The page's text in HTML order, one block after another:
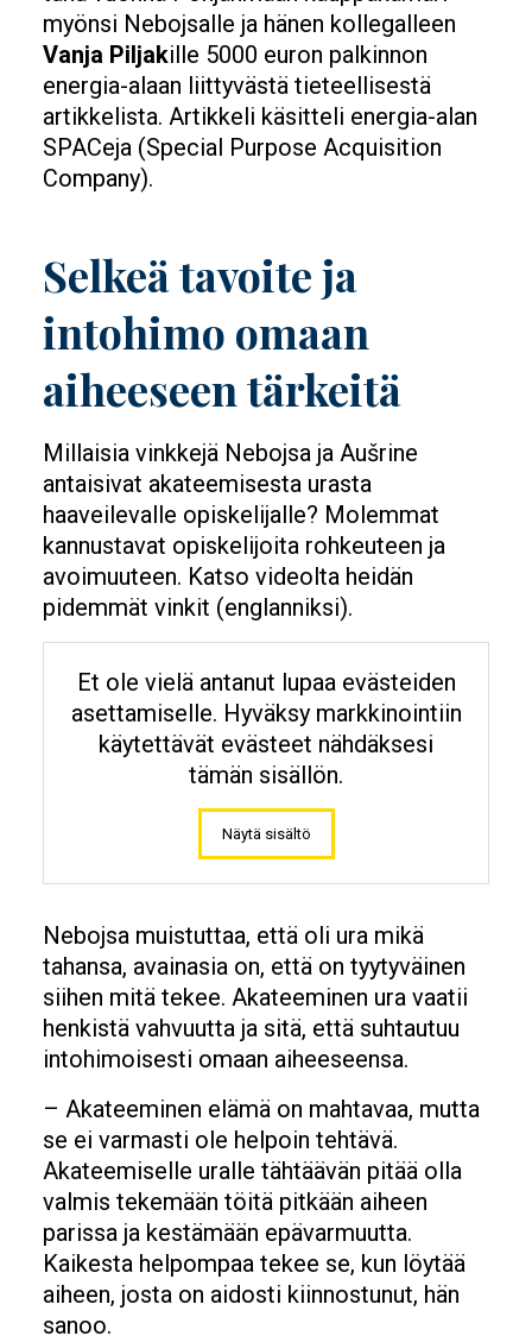
myönsi Nebojsalle ja hänen kollegalleen
Vanja Piljakille 5000 euron palkinnon
energia-alaan liittyvästä tieteellisestä
artikkelista. Artikkeli käsitteli energia-alan
SPACeja (Special Purpose Acquisition
Company).
Selkeä tavoite ja
intohimo omaan
aiheeseen tärkeitä
Millaisia vinkkejä Nebojsa ja Aušrine
antaisivat akateemisesta urasta
haaveilevalle opiskelijalle? Molemmat
kannustavat opiskelijoita rohkeuteen ja
avoimuuteen. Katso videolta heidän
pidemmät vinkit (englanniksi).
Et ole vielä antanut lupaa evästeiden
asettamiselle. Hyväksy markkinointiin
käytettävät evästeet nähdäksesi
tämän sisällön.
Näytä sisältö
Nebojsa muistuttaa, että oli ura mikä
tahansa, avainasia on, että on tyytyväinen
siihen mitä tekee. Akateeminen ura vaatii
henkistä vahvuutta ja sitä, että suhtautuu
intohimoisesti omaan aiheeseensa.
– Akateeminen elämä on mahtavaa, mutta
se ei varmasti ole helpoin tehtävä.
Akateemiselle uralle tähtäävän pitää olla
valmis tekemään töitä pitkään aiheen
parissa ja kestämään epävarmuutta.
Kaikesta helpompaa tekee se, kun löytää
aiheen, josta on aidosti kiinnostunut, hän
sanoo.